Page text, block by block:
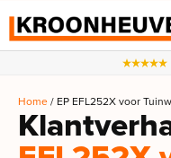
Home/ EP EFL252X voor